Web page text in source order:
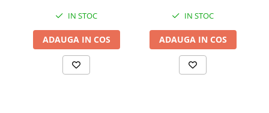
IN STOC
ADAUGA IN COS
IN STOC
ADAUGA IN COS